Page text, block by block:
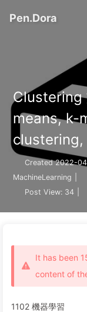
Pen.Dora
Clustering
means, k-
Created 2022-
MachineLearning
Post View: 34
It has been
content of
1102 機器學習